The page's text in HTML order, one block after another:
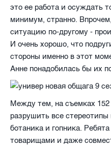
это ее работа и осуждать
минимум, странно.
ситуацию по-другому -
И очень хорошо, что
стороны именно в этот
Анне понадобилась бы их
Между тем, на съемках
разрушить все
ботаника и гопника.
товарищами и даже